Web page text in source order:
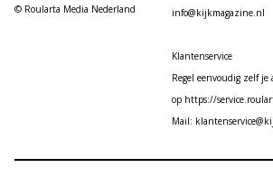
© Roularta Media Nederland
info@kijkmagazine.nl
Klantenservice
Regel eenvoudig zelf
op https://
Mail: